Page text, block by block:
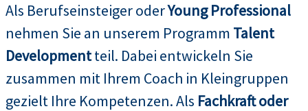
Als Berufseinsteiger oderYoung Professional
nehmen Sie an unserem Programm Talent
Developmentteil. Dabei entwickeln Sie
zusammen mit Ihrem Coach in Kleingruppen
gezielt Ihre Kompetenzen. Als Fachkraft oder